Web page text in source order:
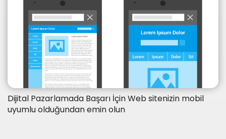
Dijital Pazarlamada Başarı İçin Web sitenizin mobil
uyumlu olduğundan emin olun